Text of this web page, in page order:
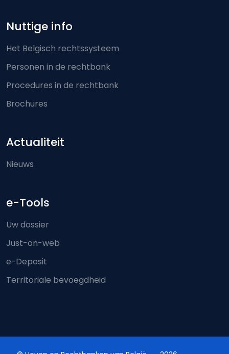
Nuttige info
Het Belgisch rechtssysteem
Personen in de rechtbank
Procedures in de rechtbank
Brochures
Actualiteit
Nieuws
e-Tools
Uw dossier
Just-on-web
e-Deposit
Territoriale bevoegdheid